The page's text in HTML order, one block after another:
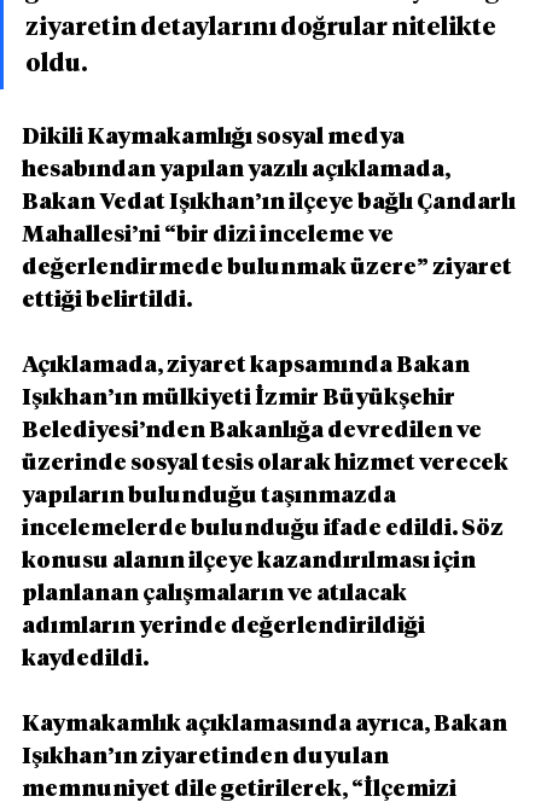
ziyaretin detaylarını doğrular nitelikte
oldu.
Dikili Kaymakamlığı sosyal medya
hesabından yapılan yazılı açıklamada,
Bakan Vedat Işıkhan’ın ilçeye bağlı Çandarlı
Mahallesi’ni “bir dizi inceleme ve
değerlendirmede bulunmak üzere” ziyaret
ettiği belirtildi.
Açıklamada, ziyaret kapsamında Bakan
Işıkhan’ın mülkiyeti İzmir Büyükşehir
Belediyesi’nden Bakanlığa devredilen ve
üzerinde sosyal tesis olarak hizmet verecek
yapıların bulunduğu taşınmazda
incelemelerde bulunduğu ifade edildi. Söz
konusu alanın ilçeye kazandırılması için
planlanan çalışmaların ve atılacak
adımların yerinde değerlendirildiği
kaydedildi.
Kaymakamlık açıklamasında ayrıca, Bakan
Işıkhan’ın ziyaretinden duyulan
memnuniyet dile getirilerek, “İlçemizi